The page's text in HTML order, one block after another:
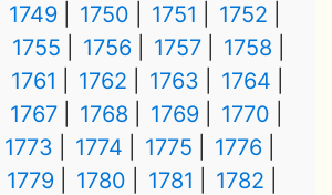
1749 1750 1751
1752
1755 1756 1757
1758
1761 1762 1763
1764
1767 1768 1769
1770
1773 1774 1775
1776
1779 1780 1781
1782